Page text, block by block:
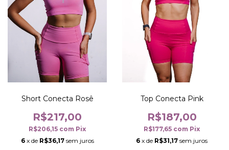
Short Conecta Rosê
R$217,00
R$206,15 com Pix
6 x de R$36,17 sem juros
Top Conecta Pink
R$187,00
R$177,65 com Pix
6 x de R$31,17 sem juros